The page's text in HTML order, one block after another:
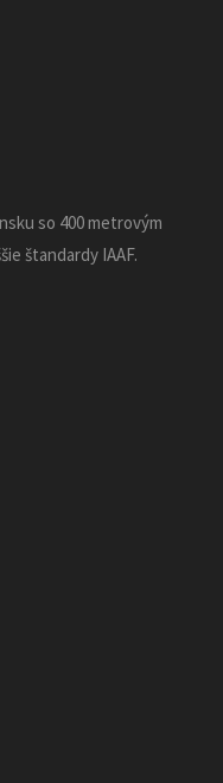
so 400 metrovým
štandardy IAAF.